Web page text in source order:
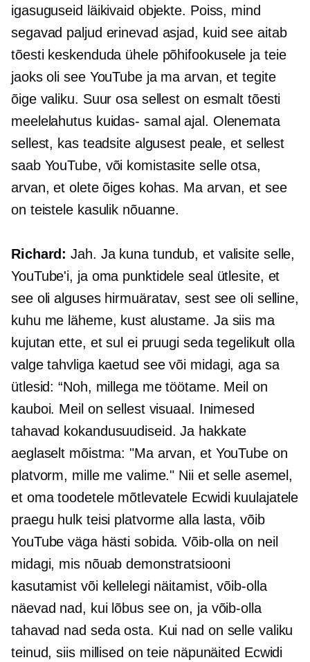
igasuguseid läikivaid objekte. Poiss, mind
segavad paljud erinevad asjad, kuid see aitab
tõesti keskenduda ühele põhifookusele ja teie
jaoks oli see YouTube ja ma arvan, et tegite
õige valiku. Suur osa sellest on esmalt tõesti
meelelahutus kuidas- samal ajal. Olenemata
sellest, kas teadsite algusest peale, et sellest
saab YouTube, või komistasite selle otsa,
arvan, et olete õiges kohas. Ma arvan, et see
on teistele kasulik nõuanne.
Richard: Jah. Ja kuna tundub, et valisite selle,
YouTube'i, ja oma punktidele seal ütlesite, et
see oli alguses hirmuäratav, sest see oli selline,
kuhu me läheme, kust alustame. Ja siis ma
kujutan ette, et sul ei pruugi seda tegelikult olla
valge tahvliga kaetud see või midagi, aga sa
ütlesid: “Noh, millega me töötame. Meil on
kauboi. Meil on sellest visuaal. Inimesed
tahavad kokandusuudiseid. Ja hakkate
aeglaselt mõistma: "Ma arvan, et YouTube on
platvorm, mille me valime." Nii et selle asemel,
et oma toodetele mõtlevatele Ecwidi kuulajatele
praegu hulk teisi platvorme alla lasta, võib
YouTube väga hästi sobida. Võib-olla on neil
midagi, mis nõuab demonstratsiooni
kasutamist või kellelegi näitamist, võib-olla
näevad nad, kui lõbus see on, ja võib-olla
tahavad nad seda osta. Kui nad on selle valiku
teinud, siis millised on teie näpunäited Ecwidi